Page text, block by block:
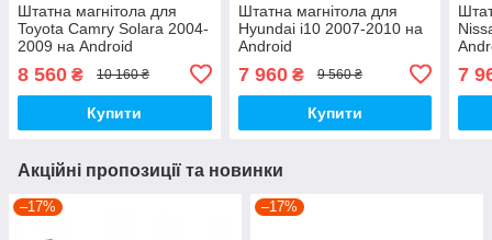
Штатна магнітола для
Toyota Camry Solara 2004-
2009 на Android
8 560 ₴ 10 160 ₴
Купити
Штатна магнітола для
Hyundai i10 2007-2010 на
Android
7 960₴ 9 560 ₴
Купити
7
Акційні пропозиції та новинки
–17% –17%